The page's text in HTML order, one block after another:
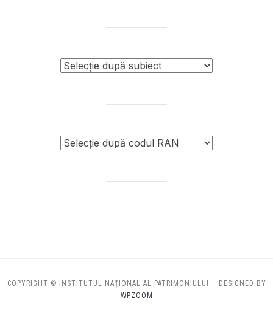
COPYRIGHT © INSTITUTUL NAȚIONAL AL PATRIMONIULUI
— DESIGNED BY
WPZOOM